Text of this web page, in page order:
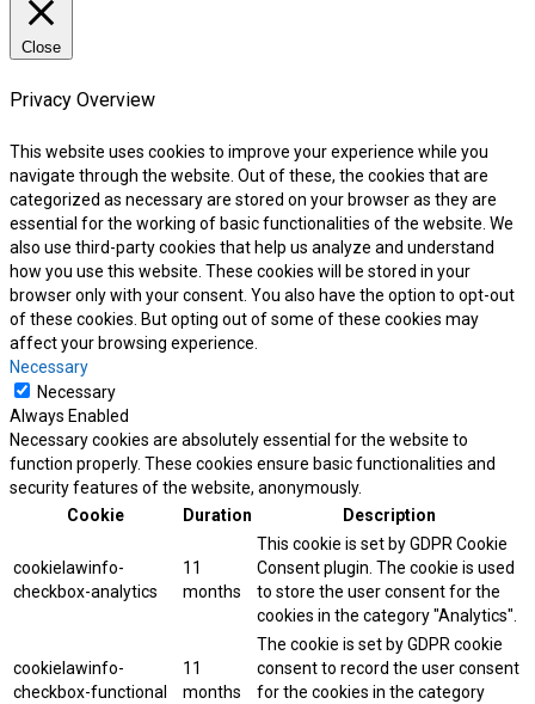
Close
Privacy Overview
This website uses cookies to improve your experience while you
navigate through the website. Out of these, the cookies that are
categorized as necessary are stored on your browser as they are
essential for the working of basic functionalities of the website. We
also use third-party cookies that help us analyze and understand
how you use this website. These cookies will be stored in your
browser only with your consent. You also have the option to opt-out
of these cookies. But opting out of some of these cookies may
affect your browsing experience.
Necessary
Necessary
Always Enabled
Necessary cookies are absolutely essential for the website to
function properly. These cookies ensure basic functionalities and
security features of the website, anonymously.
Cookie
Duration Description
cookielawinfo-
checkbox-analytics
11
months
This cookie is set by GDPR Cookie
Consent plugin. The cookie is used
to store the user consent for the
cookies in the category "Analytics".
cookielawinfo-
checkbox-functional
11
months
The cookie is set by GDPR cookie
consent to record the user consent
for the cookies in the category